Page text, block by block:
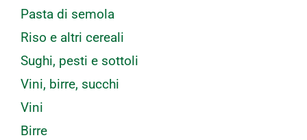
Pasta di semola
Riso e altri cereali
Sughi, pesti e sottoli
Vini, birre, succhi
Vini
Birre